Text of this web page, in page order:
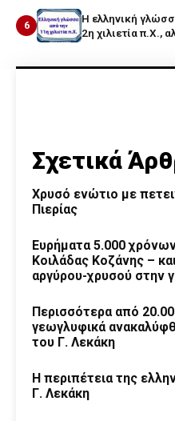
6
Η ελληνική
2η χιλιετία π.Χ.,
Σχετικά
Χρυσό ενώτιο με
Πιερίας
Ευρήματα 5.000
Κοιλάδας Κοζάνης –
αργύρου-χρυσού στην
Περισσότερα από
γεωγλυφικά
του Γ. Λεκάκη
Η περιπέτεια της
Γ. Λεκάκη